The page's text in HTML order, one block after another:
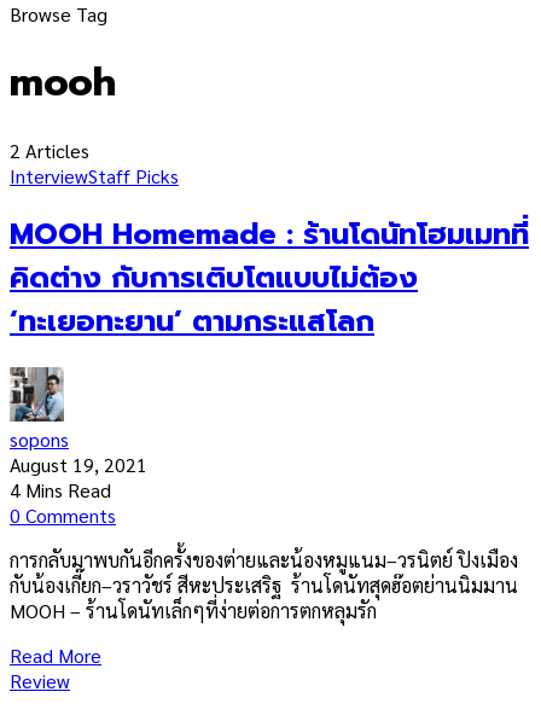
Browse Tag
mooh
2 Articles
InterviewStaff Picks
MOOH Homemade : ร้านโดนัทโฮมเมทที่
คิดต่าง กับการเติบโตแบบไม่ต้อง
‘ทะเยอทะยาน’ ตามกระแสโลก
sopons
August 19, 2021
4 Mins Read
0 Comments
การกลับมาพบกันอีกครั้งของต่ายและน้องหมูแนม–วรนิตย์ ปิงเมือง
กับน้องเกี๊ยก–วราวัชร์ สีหะประเสริฐ ร้านโดนัทสุดฮ๊อตย่านนิมมาน
MOOH – ร้านโดนัทเล็กๆที่ง่ายต่อการตกหลุมรัก
Read More
Review